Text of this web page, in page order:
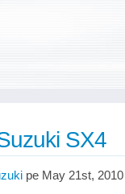
SX4
pe May 21st, 2010